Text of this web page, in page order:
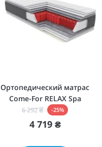
Ортопедический матрас
Come-For RELAX Spa
6 292 ₴ -25%
4 719 ₴